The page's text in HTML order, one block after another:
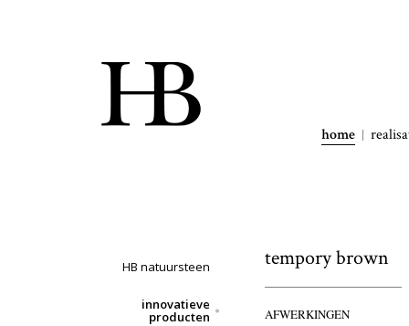
home
HB natuursteen
innovatieve
producten
tempory brown
AFWERKINGEN